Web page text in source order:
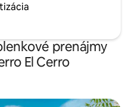
prenájmy
El Cerro